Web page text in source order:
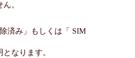
。
済み」もしくは「 SIM
なります。